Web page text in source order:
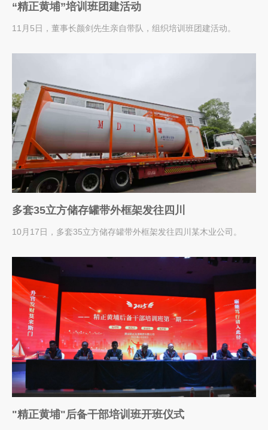
“精正黄埔”培训班团建活动
11月5日，董事长颜剑先生亲自带队，组织培训班团建活动。
多套35立方储存罐带外框架发往四川
10月17日，多套35立方储存罐带外框架发往四川某木业公司。
"精正黄埔"后备干部培训班开班仪式